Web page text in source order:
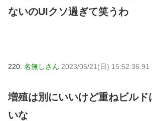
ないのUIクソ過ぎて笑うわ
220: 名無しさん 2023/05/21(日) 15:52:36.91
増殖は別にいいけど重ねビルド
いな